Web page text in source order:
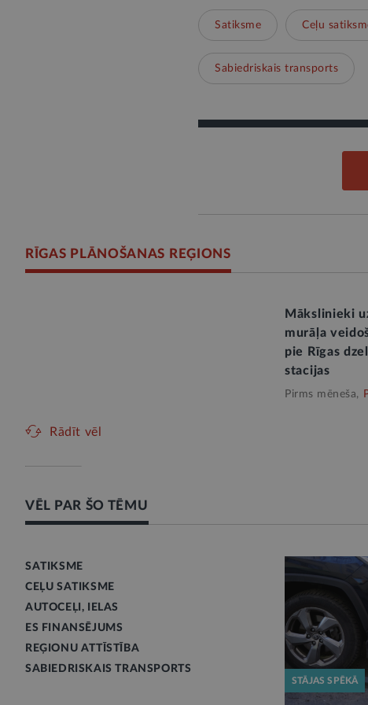
Satiksme Ceļu
Sabiedriskais transports
RĪGAS PLĀNOŠANAS REĢIONS
Mākslinieki
murāļa
pie Rīgas
stacijas
Pirms mēneša,
Rādīt vēl
VĒL PAR ŠO TĒMU
SATIKSME
CEĻU SATIKSME
AUTOCEĻI, IELAS
ES FINANSĒJUMS
REĢIONU ATTĪSTĪBA
SABIEDRISKAIS TRANSPORTS
STĀJAS SPĒKĀ